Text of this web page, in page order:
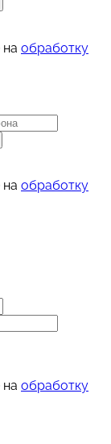
обработку
обработку
обработку